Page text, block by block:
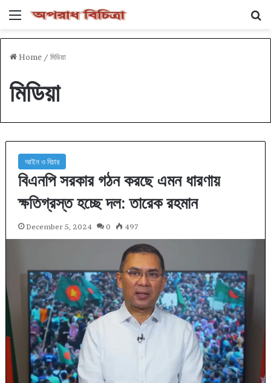
Menu
Home / মিডিয়া
মিডিয়া
আইন ও বিচার
বিএনপি সরকার গঠন করছে এমন ধারণায়
ক্ষতিগ্রস্ত হচ্ছে দল: তারেক রহমান
December 5, 2024 0 497